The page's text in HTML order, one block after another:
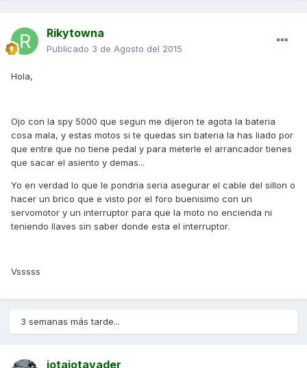
Rikytowna
Publicado 3 de Agosto del 2015
Hola,
Ojo con la spy 5000 que segun me dijeron te agota la bateria
cosa mala, y estas motos si te quedas sin bateria la has liado por
que entre que no tiene pedal y para meterle el arrancador tienes
que sacar el asiento y demas...
Yo en verdad lo que le pondria seria asegurar el cable del sillon o
hacer un brico que e visto por el foro buenisimo con un
servomotor y un interruptor para que la moto no encienda ni
teniendo llaves sin saber donde esta el interruptor.
Vsssss
3 semanas más tarde...
jotajotavader